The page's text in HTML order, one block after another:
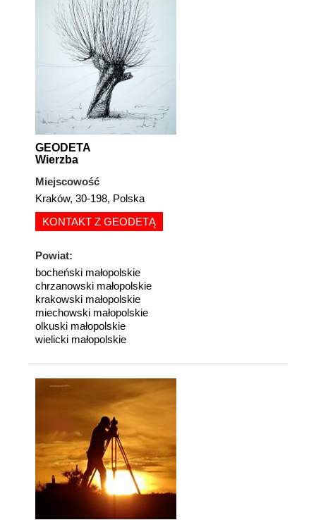
GEODETA
Wierzba
Miejscowość
Kraków, 30-198, Polska
KONTAKT Z GEODETĄ
Powiat:
bocheński małopolskie
chrzanowski małopolskie
krakowski małopolskie
miechowski małopolskie
olkuski małopolskie
wielicki małopolskie